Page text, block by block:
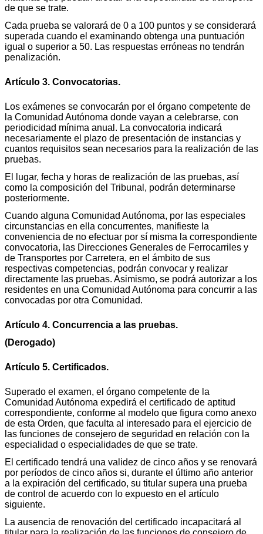
de que se trate.
Cada prueba se valorará de 0 a 100 puntos y se considerará
superada cuando el examinando obtenga una puntuación
igual o superior a 50. Las respuestas erróneas no tendrán
penalización.
Artículo 3. Convocatorias.
Los exámenes se convocarán por el órgano competente de
la Comunidad Autónoma donde vayan a celebrarse, con
periodicidad mínima anual. La convocatoria indicará
necesariamente el plazo de presentación de instancias y
cuantos requisitos sean necesarios para la realización de las
pruebas.
El lugar, fecha y horas de realización de las pruebas, así
como la composición del Tribunal, podrán determinarse
posteriormente.
Cuando alguna Comunidad Autónoma, por las especiales
circunstancias en ella concurrentes, manifieste la
conveniencia de no efectuar por sí misma la correspondiente
convocatoria, las Direcciones Generales de Ferrocarriles y
de Transportes por Carretera, en el ámbito de sus
respectivas competencias, podrán convocar y realizar
directamente las pruebas. Asimismo, se podrá autorizar a los
residentes en una Comunidad Autónoma para concurrir a las
convocadas por otra Comunidad.
Artículo 4. Concurrencia a las pruebas.
(Derogado)
Artículo 5. Certificados.
Superado el examen, el órgano competente de la
Comunidad Autónoma expedirá el certificado de aptitud
correspondiente, conforme al modelo que figura como anexo
de esta Orden, que faculta al interesado para el ejercicio de
las funciones de consejero de seguridad en relación con la
especialidad o especialidades de que se trate.
El certificado tendrá una validez de cinco años y se renovará
por períodos de cinco años si, durante el último año anterior
a la expiración del certificado, su titular supera una prueba
de control de acuerdo con lo expuesto en el artículo
siguiente.
La ausencia de renovación del certificado incapacitará al